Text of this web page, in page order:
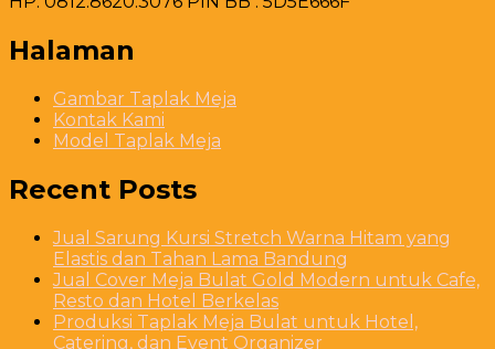
Halaman
Gambar Taplak Meja
Kontak Kami
Model Taplak Meja
Recent Posts
Jual Sarung Kursi Stretch Warna Hitam yang
Elastis dan Tahan Lama Bandung
Jual Cover Meja Bulat Gold Modern untuk Cafe,
Resto dan Hotel Berkelas
Produksi Taplak Meja Bulat untuk Hotel,
Catering, dan Event Organizer